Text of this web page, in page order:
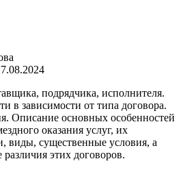
подрядчика, исполнителя.
в зависимости от типа договора.
Описание основных особенностей
оказания услуг, их
виды, существенные условия, а
этих договоров.